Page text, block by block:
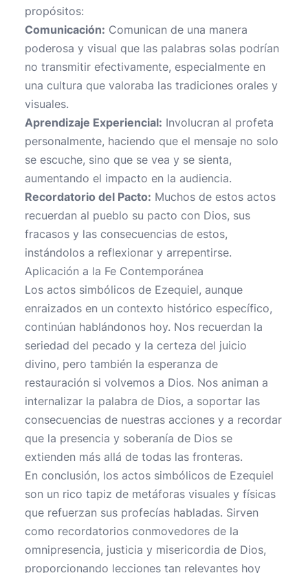
propósitos:
Comunicación: Comunican de una manera
poderosa y visual que las palabras solas podrían
no transmitir efectivamente, especialmente en
una cultura que valoraba las tradiciones orales y
visuales.
Aprendizaje Experiencial: Involucran al profeta
personalmente, haciendo que el mensaje no solo
se escuche, sino que se vea y se sienta,
aumentando el impacto en la audiencia.
Recordatorio del Pacto: Muchos de estos actos
recuerdan al pueblo su pacto con Dios, sus
fracasos y las consecuencias de estos,
instándolos a reflexionar y arrepentirse.
Aplicación a la Fe Contemporánea
Los actos simbólicos de Ezequiel, aunque
enraizados en un contexto histórico específico,
continúan hablándonos hoy. Nos recuerdan la
seriedad del pecado y la certeza del juicio
divino, pero también la esperanza de
restauración si volvemos a Dios. Nos animan a
internalizar la palabra de Dios, a soportar las
consecuencias de nuestras acciones y a recordar
que la presencia y soberanía de Dios se
extienden más allá de todas las fronteras.
En conclusión, los actos simbólicos de Ezequiel
son un rico tapiz de metáforas visuales y físicas
que refuerzan sus profecías habladas. Sirven
como recordatorios conmovedores de la
omnipresencia, justicia y misericordia de Dios,
proporcionando lecciones tan relevantes hoy